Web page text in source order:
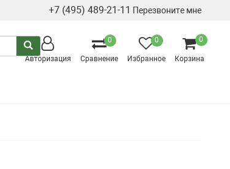
+7 (495) 489-21-11 Перезвоните мне
Авторизация
0
Сравнение
0
Избранное
0
Корзина